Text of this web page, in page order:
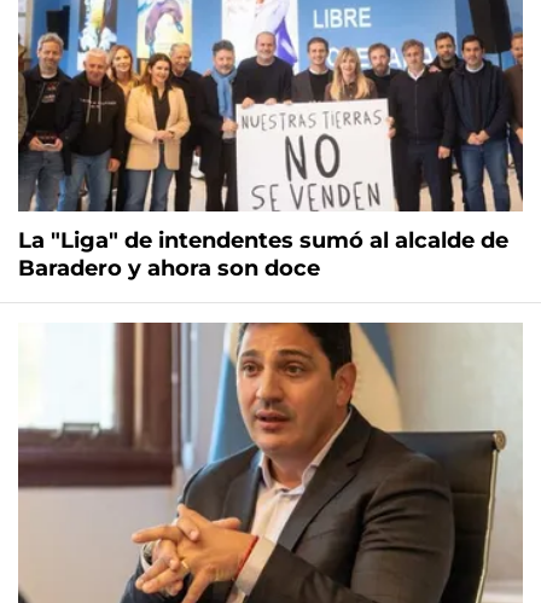
La "Liga" de intendentes sumó al alcalde de
Baradero y ahora son doce